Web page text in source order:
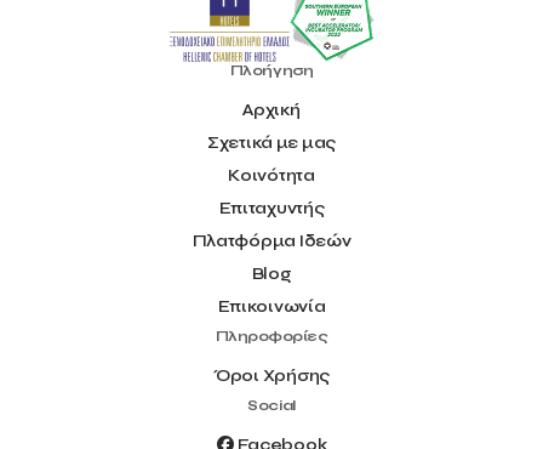
Πλοήγηση
Αρχική
Σχετικά με μας
Κοινότητα
Επιταχυντής
Πλατφόρμα Ιδεών
Blog
Επικοινωνία
Πληροφορίες
Όροι Χρήσης
Social
Facebook